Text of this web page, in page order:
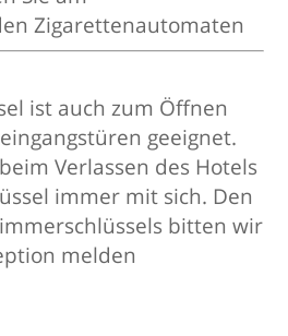
Zigarettenautomaten
ist auch zum Öffnen
geeignet.
Verlassen des Hotels
immer mit sich. Den
bitten wir
melden